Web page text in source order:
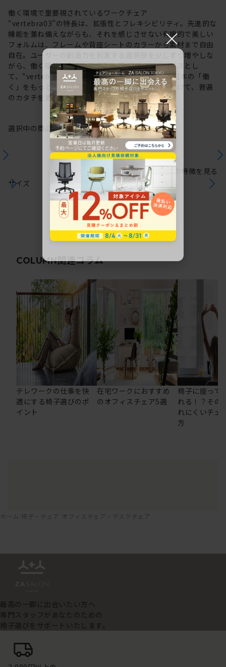
働く環境で重要視されているワークチェア
“vertebra03”の特長は、拡張性とフレキシビリティ。先進的な
機能を兼ね備えながらも、それを感じさせない有機的で美しい
フォルムは、フレームや背座シートのカラーから素材まで自由
自在。ユーザーの創造力を刺激する選択肢を少しずつ増やしな
がら、働く環境や個人の美意識を投影するキャンバスとし
て、“vertebra03”をアップデートしてきました。日本の「働
く」をもっと自由に。これからも私たちは未来に向けて、普遍
のカタチを更新していきます。
選択中の商品情報保証注意事項
サイズ
シリーズの特徴を見る
COLUMN関連コラム
テレワークの仕事を快
適にする椅子選びのポ
イント
在宅ワークにおすすめ
のオフィスチェア5選
椅子に座って
れる！？その
れにくいチェ
方
ホーム 椅子・チェア オフィスチェア・デスクチェア
最高の一脚に出会いたい方へ
専門スタッフがあなたのための
椅子選びをサポートいたします。
×